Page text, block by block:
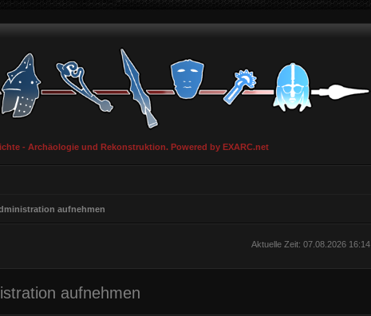
- Archäologie und Rekonstruktion. Powered by EXARC.net
aufnehmen
Aktuelle Zeit: 07.08.2026 16:14
aufnehmen